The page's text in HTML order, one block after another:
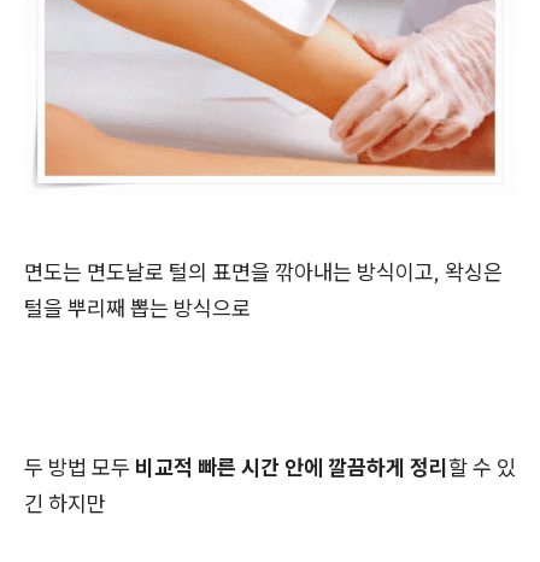
면도는 면도날로 털의 표면을 깎아내는 방식이고, 왁싱은
털을 뿌리째 뽑는 방식으로
두 방법 모두 비교적 빠른 시간 안에 깔끔하게 정리할 수 있
긴 하지만